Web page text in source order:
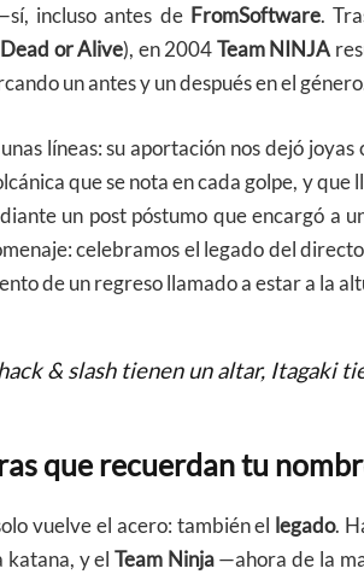
incluso antes de FromSoftware.
Dead or Alive), en 2004 Team NINJA
un antes y un después en el
líneas: su aportación nos dejó joyas
que se nota en cada golpe, y que
un post póstumo que encargó a
celebramos el legado del
de un regreso llamado a estar a la
& slash tienen un altar, Itagaki
que recuerdan tu
vuelve el acero: también el legado.
y el Team Ninja—ahora de la